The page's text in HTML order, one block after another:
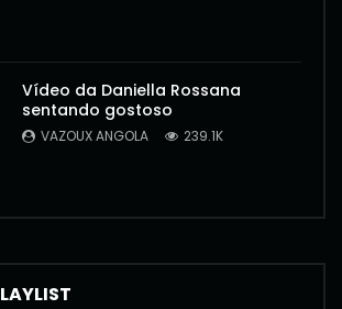
Vídeo da Daniella Rossana
sentando gostoso
VAZOUX ANGOLA 239.1K